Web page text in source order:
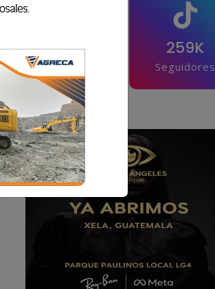
42.5K
Seguidores
259K
Seguidores